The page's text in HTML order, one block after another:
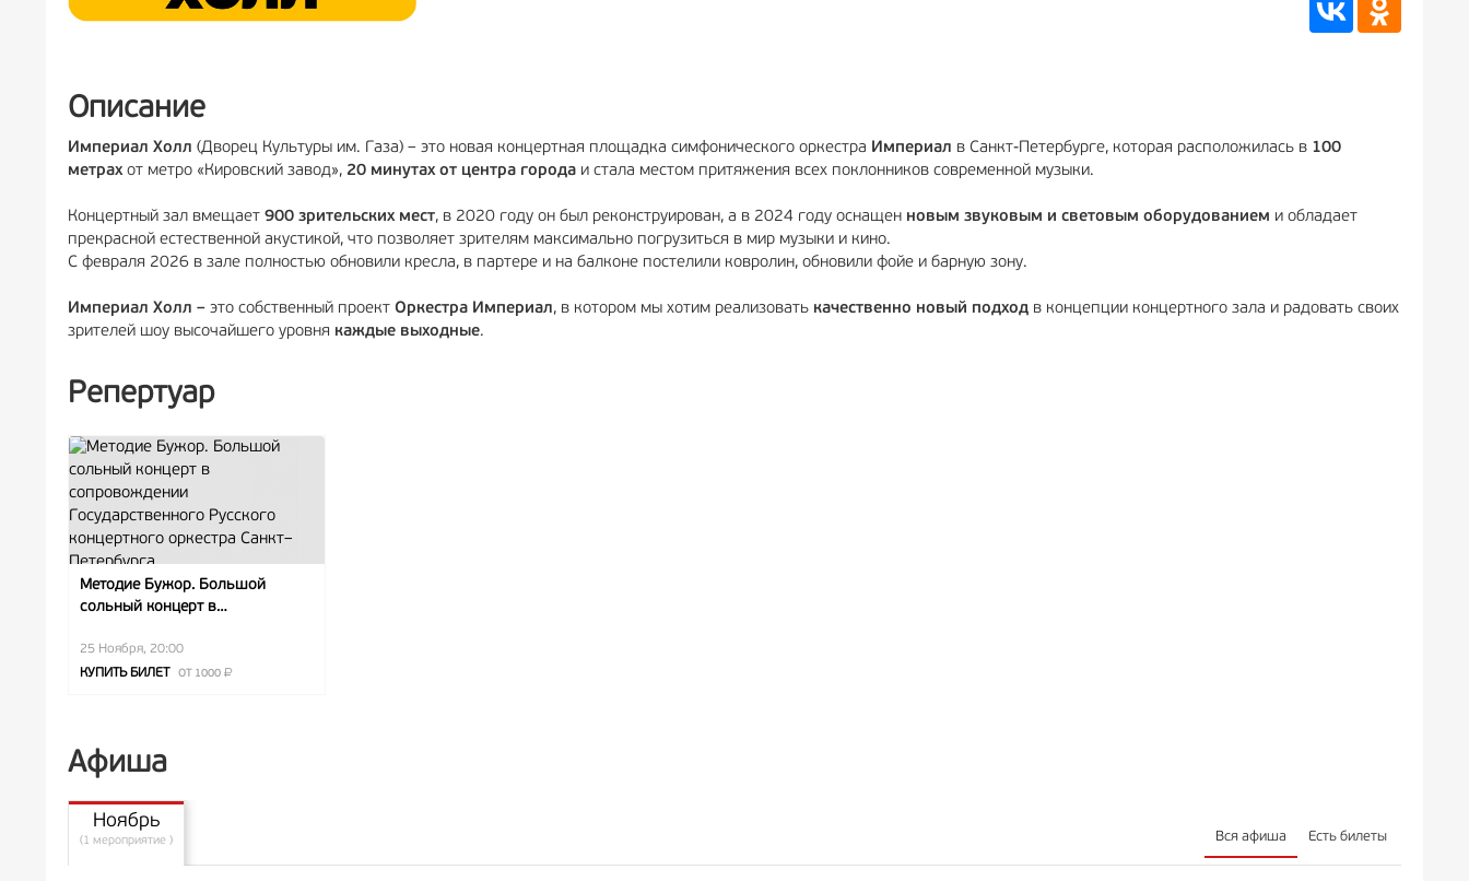
Описание
Империал Холл (Дворец Культуры им. Газа) – это новая концертная площадка симфонического оркестра Империал в Санкт-Петербурге, которая расположилась в 100
метрахот метро «Кировский завод», 20 минутах от центра города и стала местом притяжения всех поклонников современной музыки.
Концертный зал вмещает 900 зрительских мест, в 2020 году он был реконструирован, а в 2024 году оснащен новым звуковым и световым оборудованием и обладает
прекрасной естественной акустикой, что позволяет зрителям максимально погрузиться в мир музыки и кино.
С февраля 2026 в зале полностью обновили кресла, в партере и на балконе постелили ковролин, обновили фойе и барную зону.
Империал Холл – это собственный проект Оркестра Империал, в котором мы хотим реализовать качественно новый подход в концепции концертного зала и радовать своих
зрителей шоу высочайшего уровня каждые выходные.
Репертуар
Методие Бужор. Большой
сольный концерт в
Государственного Русского
концертного оркестра Санкт–
25 Ноября, 20:00
КУПИТЬ БИЛЕТ
ОТ 1000
Афиша
Вся афиша Есть билеты
Ноябрь
(1 мероприятие )